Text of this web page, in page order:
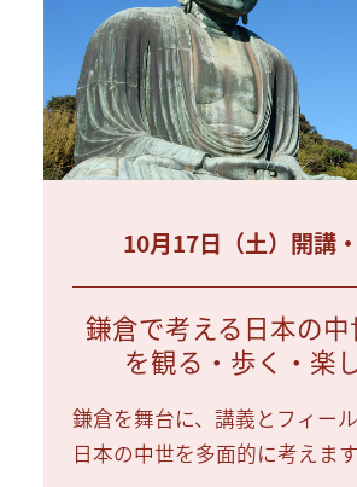
10月17日（土）開講
鎌倉で考える日本の
を観る・歩く・楽
鎌倉を舞台に、講義とフィー
日本の中世を多面的に考えます